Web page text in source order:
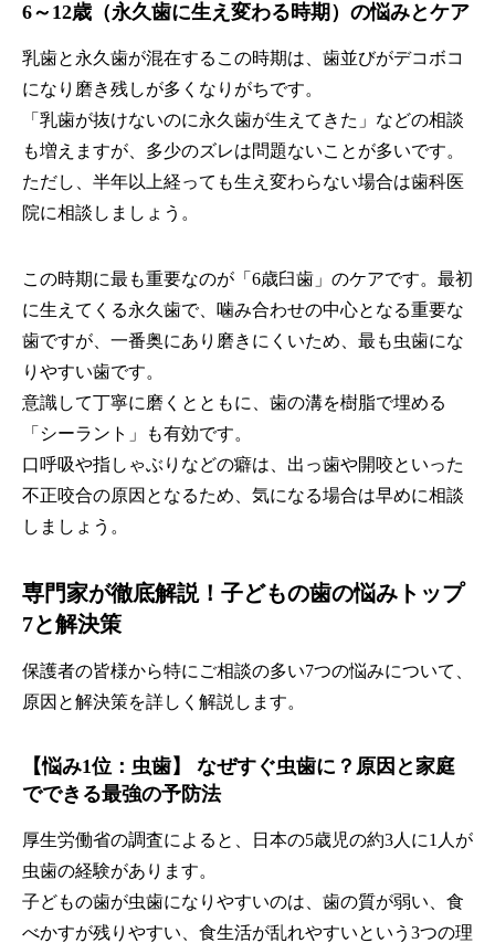
6～12歳（永久歯に生え変わる時期）の悩みとケア
乳歯と永久歯が混在するこの時期は、歯並びがデコボコ
になり磨き残しが多くなりがちです。
「乳歯が抜けないのに永久歯が生えてきた」などの相談
も増えますが、多少のズレは問題ないことが多いです。
ただし、半年以上経っても生え変わらない場合は歯科医
院に相談しましょう。
この時期に最も重要なのが「6歳臼歯」のケアです。最初
に生えてくる永久歯で、噛み合わせの中心となる重要な
歯ですが、一番奥にあり磨きにくいため、最も虫歯にな
りやすい歯です。
意識して丁寧に磨くとともに、歯の溝を樹脂で埋める
「シーラント」も有効です。
口呼吸や指しゃぶりなどの癖は、出っ歯や開咬といった
不正咬合の原因となるため、気になる場合は早めに相談
しましょう。
専門家が徹底解説！子どもの歯の悩みトップ
7と解決策
保護者の皆様から特にご相談の多い7つの悩みについて、
原因と解決策を詳しく解説します。
【悩み1位：虫歯】 なぜすぐ虫歯に？原因と家庭
でできる最強の予防法
厚生労働省の調査によると、日本の5歳児の約3人に1人が
虫歯の経験があります。
子どもの歯が虫歯になりやすいのは、歯の質が弱い、食
べかすが残りやすい、食生活が乱れやすいという3つの理